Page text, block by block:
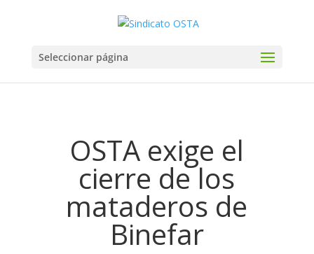
Seleccionar página
OSTA exige el
cierre de los
mataderos de
Binefar